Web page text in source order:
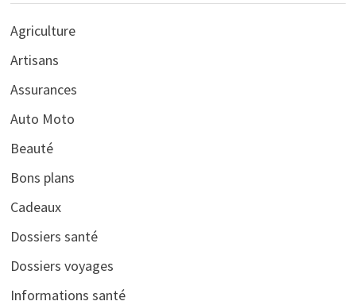
Agriculture
Artisans
Assurances
Auto Moto
Beauté
Bons plans
Cadeaux
Dossiers santé
Dossiers voyages
Informations santé